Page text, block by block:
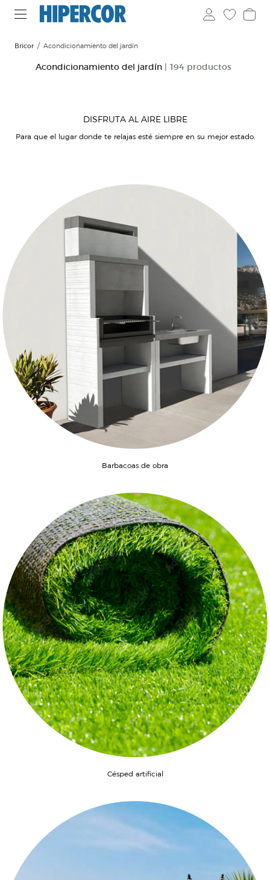
Bricor Acondicionamiento del jardín
Acondicionamiento del jardín | 194 productos
DISFRUTA AL AIRE LIBRE
Para que el lugar donde te relajas esté siempre en su mejor estado.
Barbacoas de obra
Césped artificial